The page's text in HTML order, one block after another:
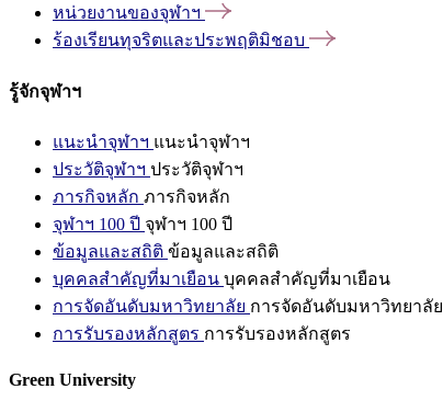
หน่วยงานของจุฬาฯ
ร้องเรียนทุจริตและประพฤติมิชอบ
รู้จักจุฬาฯ
แนะนำจุฬาฯ แนะนำจุฬาฯ
ประวัติจุฬาฯ ประวัติจุฬาฯ
ภารกิจหลัก ภารกิจหลัก
จุฬาฯ 100 ปี จุฬาฯ 100 ปี
ข้อมูลและสถิติ ข้อมูลและสถิติ
บุคคลสำคัญที่มาเยือน บุคคลสำคัญที่มาเยือน
การจัดอันดับมหาวิทยาลัย การจัดอันดับมหาวิทยาลัย
การรับรองหลักสูตร การรับรองหลักสูตร
Green University